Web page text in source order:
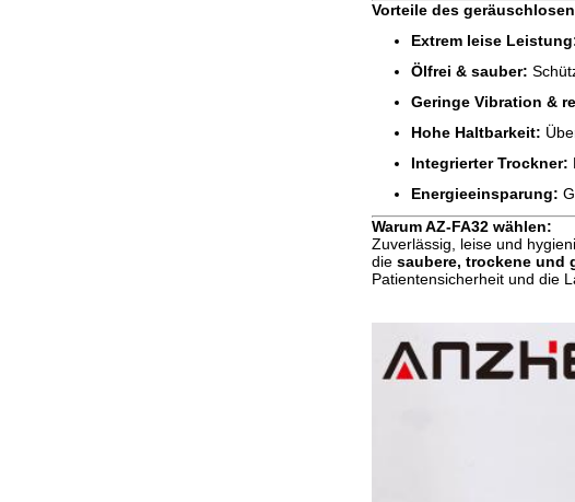
Vorteile des
Extrem leise
Ölfrei & sauber:
Geringe Vibration &
Hohe Haltbarkeit:
Integrierter Trockner:
Energieeinsparung:
Warum AZ-FA32 wählen:
Zuverlässig, leise und
die saubere, trockene und
Patientensicherheit und die